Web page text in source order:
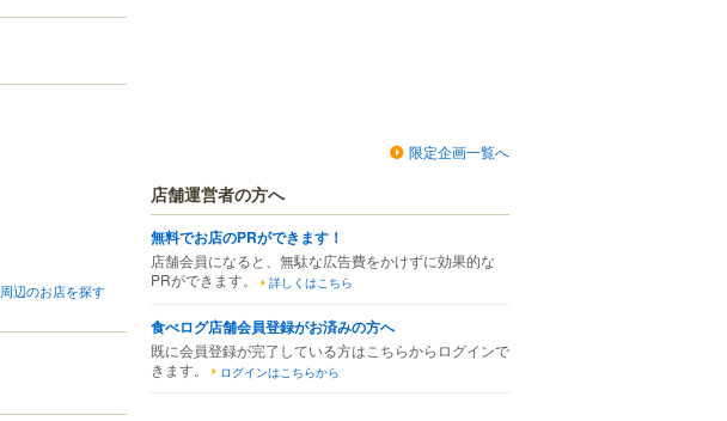
周辺のお店を探す
限定企画一覧へ
店舗運営者の方へ
無料でお店のPRができます！
店舗会員になると、無駄な広告費をかけずに効果的な
PRができます。
詳しくはこちら
食べログ店舗会員登録がお済みの方へ
既に会員登録が完了している方はこちらからログインで
きます。
ログインはこちらから